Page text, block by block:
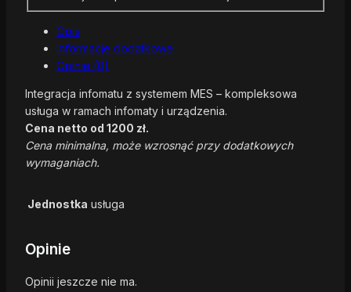
Opis
Informacje dodatkowe
Opinie (0)
Integracja infomatu z systemem MES – kompleksowa
usługa w ramach infomaty i urządzenia.
Cena netto od 1200 zł.
Cena minimalna, może wzrosnąć przy dodatkowych
wymaganiach.
Jednostka usługa
Opinie
Opinii jeszcze nie ma.